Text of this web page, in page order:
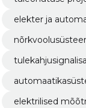
elekter ja
elektrilised